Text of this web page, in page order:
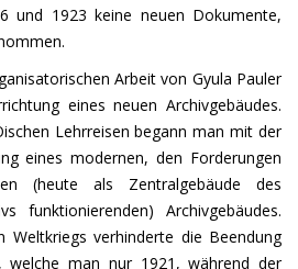
und 1923 keine neuen Dokumente,
Arbeit von Gyula Pauler
eines neuen Archivgebäudes.
Lehrreisen begann man mit der
eines modernen, den Forderungen
(heute als Zentralgebäude des
funktionierenden) Archivgebäudes.
Weltkriegs verhinderte die Beendung
welche man nur 1921, während der